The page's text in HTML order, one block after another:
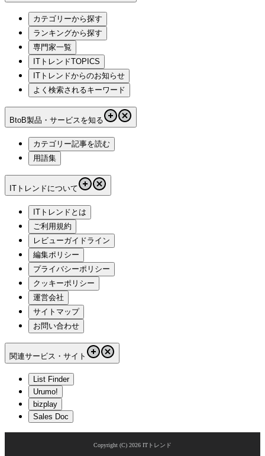
カテゴリーから探す
ランキングから探す
専門家一覧
ITトレンドTOPICS
ITトレンドからのお知らせ
よく検索されるキーワード
BtoB製品・サービスを知る
カテゴリー記事を読む
用語集
ITトレンドについて
ITトレンドとは
ご利用規約
レビューガイドライン
編集ポリシー
プライバシーポリシー
クッキーポリシー
運営会社
サイトマップ
お問い合わせ
関連サービス・サイト
List Finder
Urumo!
bizplay
Sales Doc
Copyright (C) 2026 ITトレンド